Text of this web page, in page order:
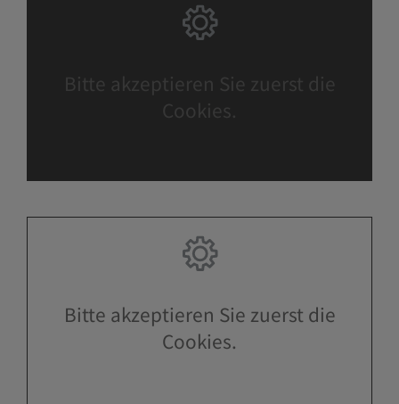
Bitte akzeptieren Sie zuerst die
Cookies.
Bitte akzeptieren Sie zuerst die
Cookies.